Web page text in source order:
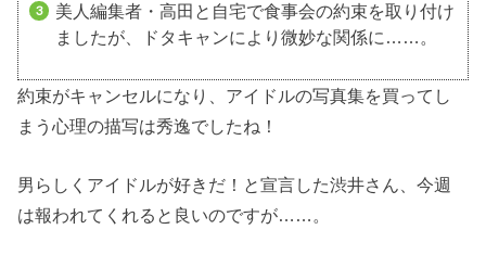
美人編集者・高田と自宅で食事会の約束を取り付け
ましたが、ドタキャンにより微妙な関係に……。
約束がキャンセルになり、アイドルの写真集を買ってし
まう心理の描写は秀逸でしたね！
男らしくアイドルが好きだ！と宣言した渋井さん、今週
は報われてくれると良いのですが……。